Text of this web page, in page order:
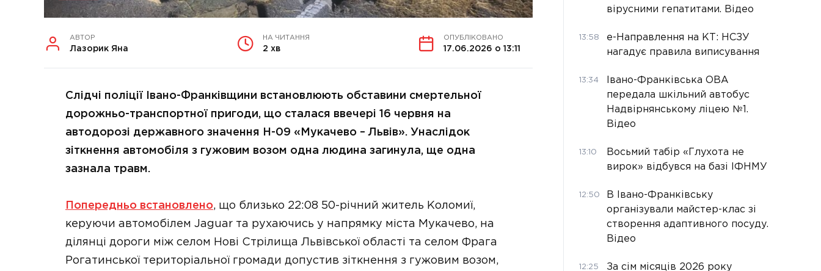
АВТОР
Лазорик Яна
НА ЧИТАННЯ
2 хв
ОПУБЛІКОВАНО
17.06.2026 о 13:11
Слідчі поліції Івано-Франківщини встановлюють обставини смертельної
дорожньо-транспортної пригоди, що сталася ввечері 16 червня на
автодорозі державного значення Н-09 «Мукачево – Львів». Унаслідок
зіткнення автомобіля з гужовим возом одна людина загинула, ще одна
зазнала травм.
Попередньо встановлено, що близько 22:08 50-річний житель Коломиї,
керуючи автомобілем Jaguar та рухаючись у напрямку міста Мукачево, на
ділянці дороги між селом Нові Стрілища Львівської області та селом Фрага
Рогатинської територіальної громади допустив зіткнення з гужовим возом,
вірусними гепатитами. Відео
13:58
е-Направлення на КТ: НСЗУ
нагадує правила виписування
13:34
Івано-Франківська ОВА
передала шкільний автобус
Надвірнянському ліцею №1.
Відео
13:10
Восьмий табір «Глухота не
вирок» відбувся на базі ІФНМУ
12:50
В Івано-Франківську
організували майстер-клас зі
створення адаптивного посуду.
Відео
12:25
За сім місяців 2026 року